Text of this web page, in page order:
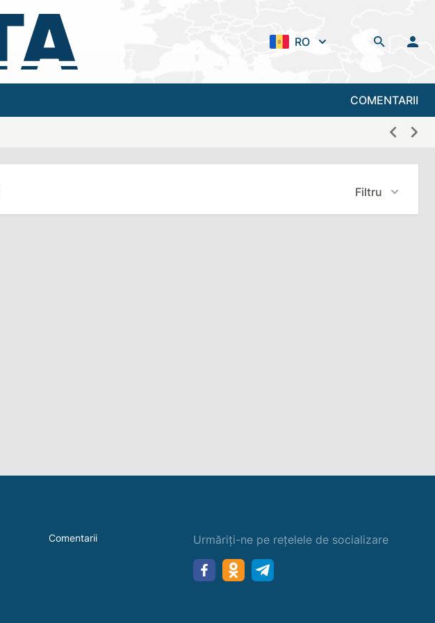
RO
COMENTARII
Filtru
Comentarii
Urmăriți-ne pe rețelele de socializare